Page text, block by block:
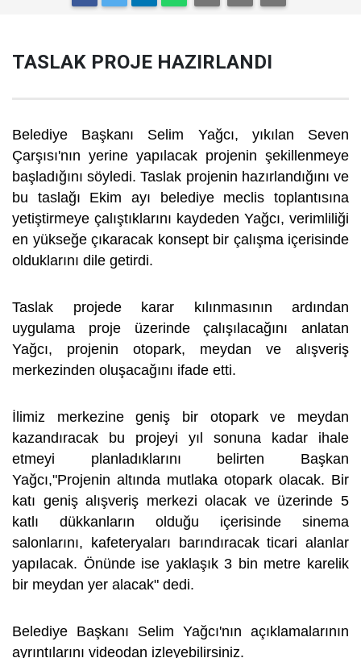
TASLAK PROJE HAZIRLANDI
Belediye Başkanı Selim Yağcı, yıkılan Seven
Çarşısı'nın yerine yapılacak projenin şekillenmeye
başladığını söyledi. Taslak projenin hazırlandığını ve
bu taslağı Ekim ayı belediye meclis toplantısına
yetiştirmeye çalıştıklarını kaydeden Yağcı, verimliliği
en yükseğe çıkaracak konsept bir çalışma içerisinde
olduklarını dile getirdi.
Taslak projede karar kılınmasının ardından
uygulama proje üzerinde çalışılacağını anlatan
Yağcı, projenin otopark, meydan ve alışveriş
merkezinden oluşacağını ifade etti.
İlimiz merkezine geniş bir otopark ve meydan
kazandıracak bu projeyi yıl sonuna kadar ihale
etmeyi planladıklarını belirten Başkan
Yağcı,"Projenin altında mutlaka otopark olacak. Bir
katı geniş alışveriş merkezi olacak ve üzerinde 5
katlı dükkanların olduğu içerisinde sinema
salonlarını, kafeteryaları barındıracak ticari alanlar
yapılacak. Önünde ise yaklaşık 3 bin metre karelik
bir meydan yer alacak" dedi.
Belediye Başkanı Selim Yağcı'nın açıklamalarının
ayrıntılarını videodan izleyebilirsiniz.